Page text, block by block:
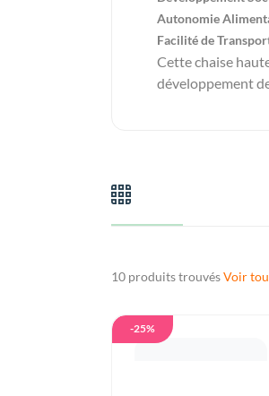
Autonomie
Facilité de
Cette chaise
développement
10 produits trouvésVoir
-25%